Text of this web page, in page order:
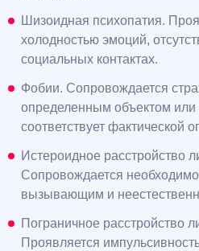
Шизоидная психопатия.
холодностью эмоций,
социальных контактах.
Фобии. Сопровождается
определенным объектом
соответствует фактической
Истероидное расстройство
Сопровождается
вызывающим и
Пограничное расстройство
Проявляется